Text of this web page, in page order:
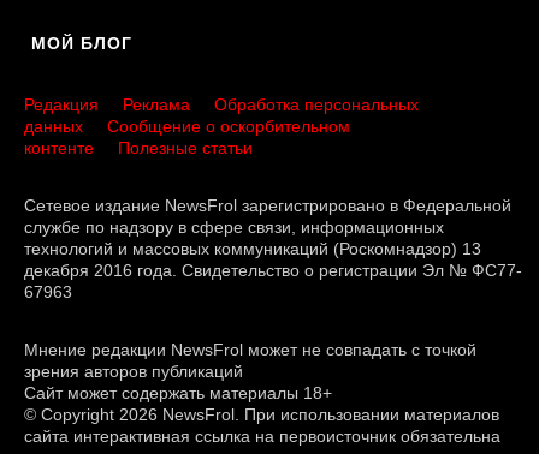
МОЙ БЛОГ
Редакция Реклама
Обработка персональных
данных
Сообщение о оскорбительном
контенте
Полезные статьи
Сетевое издание NewsFrol зарегистрировано в Федеральной
службе по надзору в сфере связи, информационных
технологий и массовых коммуникаций (Роскомнадзор) 13
декабря 2016 года. Свидетельство о регистрации Эл № ФС77-
67963
Мнение редакции NewsFrol может не совпадать с точкой
зрения авторов публикаций
Сайт может содержать материалы 18+
© Copyright 2026 NewsFrol. При использовании материалов
сайта интерактивная ссылка на первоисточник обязательна